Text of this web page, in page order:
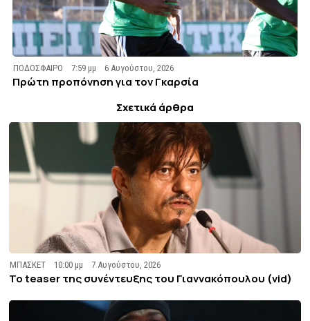
ΠΟΔΟΣΦΑΙΡΟ 7:59 μμ 6 Αυγούστου, 2026
Πρώτη προπόνηση για τον Γκαρσία
Σχετικά άρθρα
ΜΠΑΣΚΕΤ 10:00 μμ 7 Αυγούστου, 2026
To teaser της συνέντευξης του Γιαννακόπουλου (vid)